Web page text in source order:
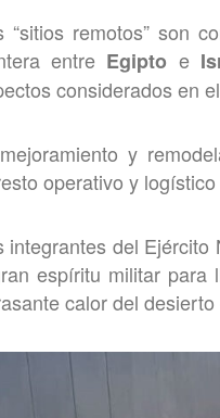
“sitios remotos” son
entre Egipto e
considerados en
y
operativo y
integrantes del
espíritu militar para
calor del desierto